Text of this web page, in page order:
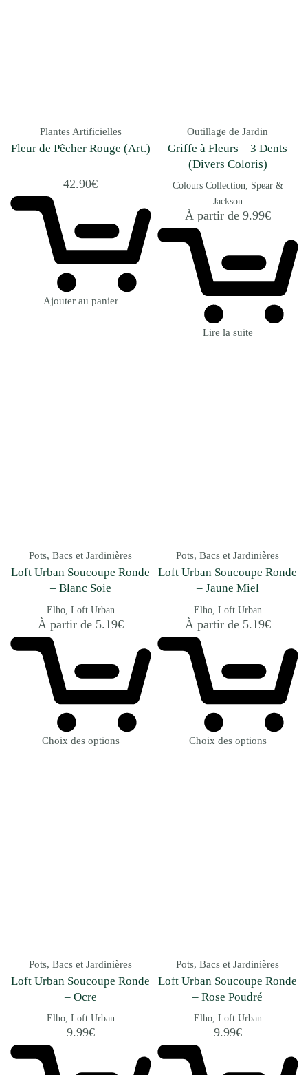
Plantes Artificielles
Fleur de Pêcher Rouge (Art.)
42.90€
Ajouter au panier
Outillage de Jardin
Griffe à Fleurs – 3 Dents
(Divers Coloris)
Colours Collection
Spear &
Jackson
À partir de 9.99€
Lire la suite
Pots, Bacs et Jardinières
Loft Urban Soucoupe Ronde
– Blanc Soie
Elho Loft Urban
À partir de 5.19€
Choix des options
Pots, Bacs et Jardinières
Loft Urban Soucoupe Ronde
– Jaune Miel
Elho Loft Urban
À partir de 5.19€
Choix des options
Pots, Bacs et Jardinières
Loft Urban Soucoupe Ronde
– Ocre
Elho Loft Urban
9.99€
Pots, Bacs et Jardinières
Loft Urban Soucoupe Ronde
– Rose Poudré
Elho Loft Urban
9.99€